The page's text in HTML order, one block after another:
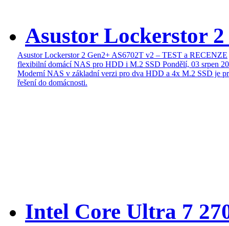
Asustor Lockerstor
Asustor Lockerstor 2 Gen2+ AS6702T v2 – TEST a RECENZE
flexibilní domácí NAS pro HDD i M.2 SSD Pondělí, 03 srpen
Moderní NAS v základní verzi pro dva HDD a 4x M.2 SSD je
řešení do domácnosti.
Intel Core Ultra 7